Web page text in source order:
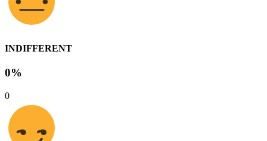
INDIFFERENT
0%
0